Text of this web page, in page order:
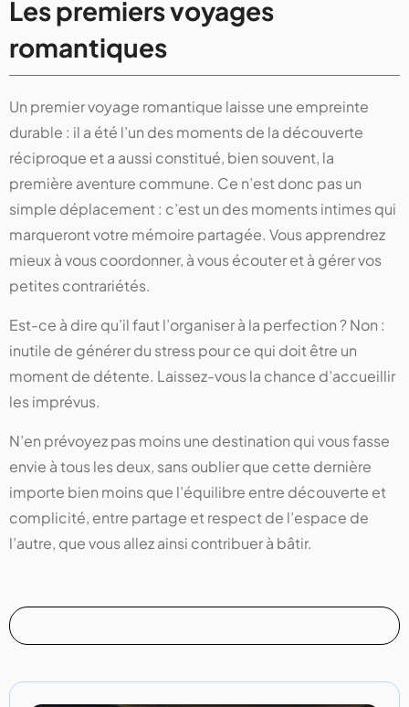
Les premiers voyages
romantiques
Un premier voyage romantique laisse une empreinte
durable : il a été l’un des moments de la découverte
réciproque et a aussi constitué, bien souvent, la
première aventure commune. Ce n’est donc pas un
simple déplacement : c’est un des moments intimes qui
marqueront votre mémoire partagée. Vous apprendrez
mieux à vous coordonner, à vous écouter et à gérer vos
petites contrariétés.
Est-ce à dire qu’il faut l’organiser à la perfection ? Non :
inutile de générer du stress pour ce qui doit être un
moment de détente. Laissez-vous la chance d’accueillir
les imprévus.
N’en prévoyez pas moins une destination qui vous fasse
envie à tous les deux, sans oublier que cette dernière
importe bien moins que l’équilibre entre découverte et
complicité, entre partage et respect de l’espace de
l’autre, que vous allez ainsi contribuer à bâtir.